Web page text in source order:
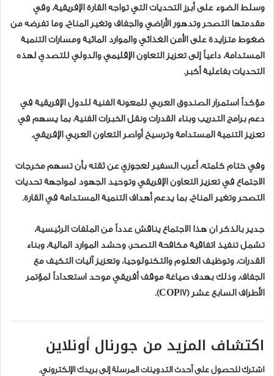
وسلط الضوء على أبرز التحديات التي تواجه القارة الإفريقية، وفي
مقدمتها التصحر وتدهور الأراضي والجفاف وتغير المناخ، وما تفرضه من
ضغوط متزايدة على الأمن الغذائي والموارد المائية ومسارات التنمية
المستدامة، داعياً إلى تعزيز التعاون الإقليمي والدولي للتصدي لهذه
التحديات بفاعلية أكبر.
مؤكداً استمرار الصندوق العربي للمعونة الفنية للدول الإفريقية في
دعم برامج التدريب وبناء القدرات ونقل الخبرات الفنية، بما يسهم في
تعزيز التنمية المستدامة وترسيخ أواصر التعاون العربي الإفريقي.
وفي ختام كلمته، أعرب السفير لعجوزي عن ثقته بأن تسهم مخرجات
الاجتماع في تعزيز التعاون الإفريقي وتوحيد الجهود لمواجهة تحديات
التصحر وتغير المناخ، بما يدعم أهداف التنمية المستدامة في القارة.
جدير بالذكر ان هذا الاجتماع يناقش عدداً من الملفات الرئيسية،
تشمل تنفيذ اتفاقية مكافحة التصحر، وحشد الموارد المالية، وبناء
القدرات، وتوظيف العلوم والتكنولوجيا، وتعزيز آليات التكيف مع
الجفاف، وذلك بهدف صياغة موقف أفريقي موحد استعداداً لمؤتمر
الأطراف السابع عشر (COP17).
اكتشاف المزيد من جورنال أونلاين
اشترك للحصول على أحدث التدوينات المرسلة إلى بريدك الإلكتروني.